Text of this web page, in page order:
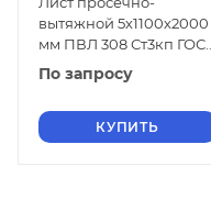
вытяжной 5х1100х2000
мм ПВЛ 308 Ст3кп ГОСТ
8706-78
По запросу
КУПИТЬ